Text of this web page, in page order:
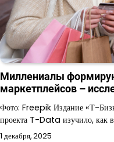
Миллениалы
маркетплейсов –
Фото: Freepik Издание «Т-
проекта T-Data изучило, как
1 декабря, 2025